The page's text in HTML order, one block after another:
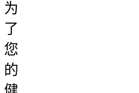
为
了
您
的